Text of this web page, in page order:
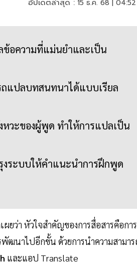
อัปเดตล่าสุด : 15 ธ.ค. 68 |
ข้อความที่แม่นยำและเป็น
ถแปลบทสนทนาได้แบบเรียล
หวะของผู้พูด ทำให้การแปลเป็น
งระบบให้คำแนะนำการฝึกพูด
ผยว่า หัวใจสำคัญของการสื่อสารคือการ
พัฒนาไปอีกขั้น ด้วยการนำความสามา
และแอป Translate